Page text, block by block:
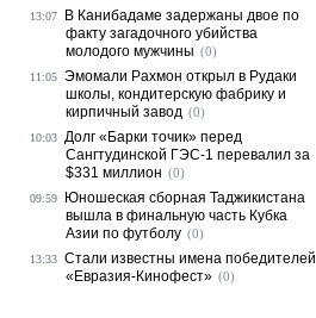
13:07
В Канибадаме задержаны двое по
факту загадочного убийства
молодого мужчины (0)
11:05 Эмомали Рахмон открыл в Рудаки
школы, кондитерскую фабрику и
кирпичный завод (0)
10:03 Долг «Барки точик» перед
Сангтудинской ГЭС-1 перевалил за
$331 миллион (0)
09:59
Юношеская сборная Таджикистана
вышла в финальную часть Кубка
Азии по футболу (0)
13:33 Стали известны имена победителей
«Евразия-Кинофест» (0)